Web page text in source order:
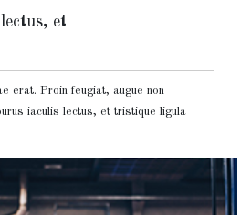
et
erat. Proin feugiat, augue non
iaculis lectus, et tristique ligula